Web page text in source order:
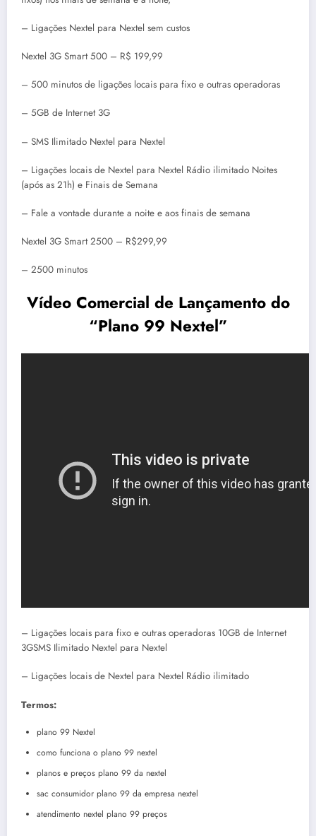
– Ligações Nextel para Nextel sem custos
Nextel 3G Smart 500 – R$ 199,99
– 500 minutos de ligações locais para fixo e outras operadoras
– 5GB de Internet 3G
– SMS Ilimitado Nextel para Nextel
– Ligações locais de Nextel para Nextel Rádio ilimitado Noites
(após as 21h) e Finais de Semana
– Fale a vontade durante a noite e aos finais de semana
Nextel 3G Smart 2500 – R$299,99
– 2500 minutos
Vídeo Comercial de Lançamento do
“Plano 99 Nextel”
– Ligações locais para fixo e outras operadoras 10GB de Internet
3GSMS Ilimitado Nextel para Nextel
– Ligações locais de Nextel para Nextel Rádio ilimitado
Termos:
plano 99 Nextel
como funciona o plano 99 nextel
planos e preços plano 99 da nextel
sac consumidor plano 99 da empresa nextel
atendimento nextel plano 99 preços